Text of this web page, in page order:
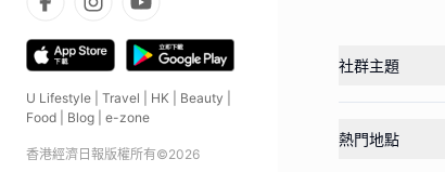
U Lifestyle Travel HK Beauty
Food
Blog e-zone
香港經濟日報版權所有©2026
社群主題
熱門地點